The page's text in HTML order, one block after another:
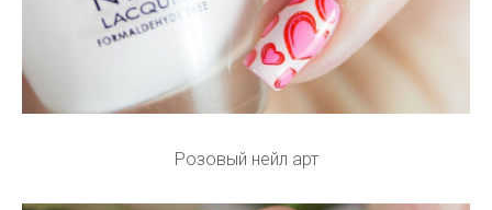
Розовый нейл арт